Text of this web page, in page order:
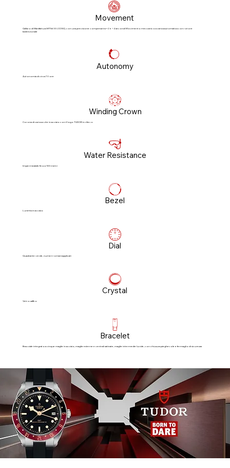
Movement
Calibro di Manifattura MT5633 (COSC), con una precisione compresa tra −2 e +4 secondi Movimento meccanico a carica automatica con rotore
bidirezionale
Autonomy
Autonomia di circa 70 ore
Winding Crown
Corona di carica a vite in acciaio con il logo TUDOR in rilievo
Water Resistance
Impermeabile fino a 100 metri
Bezel
Lunetta in acciaio
Dial
Quadrante verde, numeri romani applicati
Crystal
Vetro zaffiro
Bracelet
Bracciale integrato a cinque maglie in acciaio, maglie esterne e centrali satinate, maglie intermedie lucide, con chiusura pieghevole e fermaglio di sicurezza